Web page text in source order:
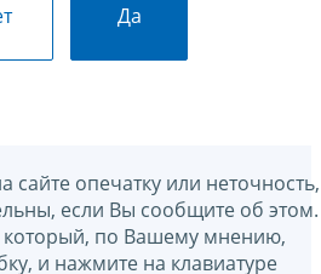
Да
сайте опечатку или неточность,
если Вы сообщите об этом.
который, по Вашему мнению,
и нажмите на клавиатуре